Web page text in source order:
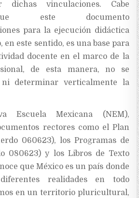
dichas vinculaciones. Cabe
este documento
para la ejecución didáctica
en este sentido, es una base para
docente en el marco de la
de esta manera, no se
determinar verticalmente la
Escuela Mexicana (NEM),
rectores como el Plan
060623), los Programas de
080623) y los Libros de Texto
que México es un país donde
realidades en todo
en un territorio pluricultural,